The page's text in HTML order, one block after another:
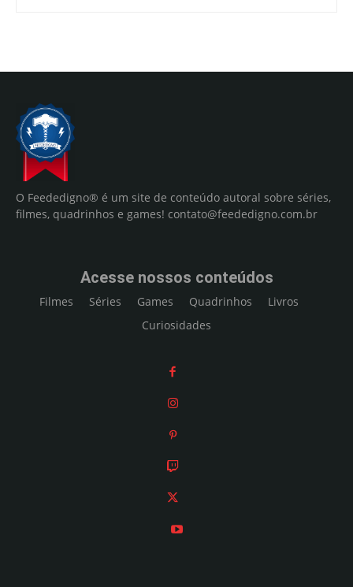
O Feededigno® é um site de conteúdo autoral sobre séries,
filmes, quadrinhos e games! contato@feededigno.com.br
Acesse nossos conteúdos
Filmes Séries Games Quadrinhos
Livros
Curiosidades